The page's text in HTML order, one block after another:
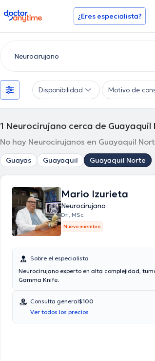
doctoranytime ¿Eres especialista?
Disponibilidad Motivo de
1 Neurocirujano cerca de Guayaquil
No hay Neurocirujanos en Guayaquil
Guayas Guayaquil Guayaquil Norte
Mario Izurieta
Neurocirujano
Dr., MSc
Nuevo miembro
Sobre el especialista
Neurocirujano experto en alta complejidad,
Gamma Knife.
Consulta general$100
Ver todos los precios